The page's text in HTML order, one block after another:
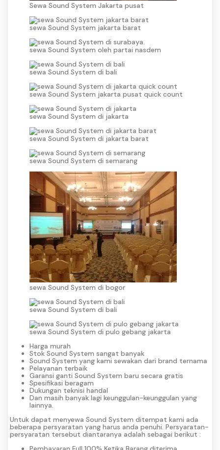
Sewa Sound System Jakarta pusat
sewa Sound System jakarta barat
sewa Sound System oleh partai nasdem
sewa Sound System di bali
sewa Sound System jakarta pusat quick count
sewa Sound System di jakarta
sewa Sound System di jakarta barat
sewa Sound System di semarang
sewa Sound System di bogor
sewa Sound System di bali
sewa Sound System di pulo gebang jakarta
Harga murah
Stok Sound System sangat banyak
Sound System yang kami sewakan dari brand ternama
Pelayanan terbaik
Garansi ganti Sound System baru secara gratis
Spesifikasi beragam
Dukungan teknisi handal
Dan masih banyak lagi keunggulan-keunggulan yang
lainnya.
Untuk dapat menyewa Sound System ditempat kami ada
beberapa persyaratan yang harus anda penuhi. Persyaratan-
persyaratan tersebut diantaranya adalah sebagai berikut :